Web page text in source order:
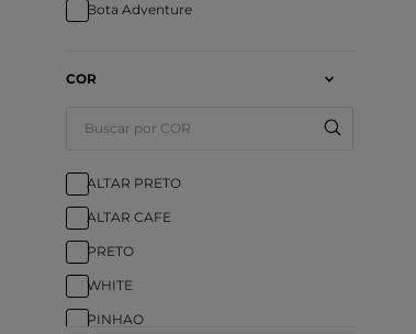
Bota Adventure
COR
ALTAR PRETO
ALTAR CAFE
PRETO
WHITE
PINHAO